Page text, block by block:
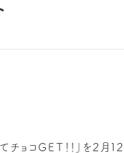
ョコＧＥＴ！！」を２月